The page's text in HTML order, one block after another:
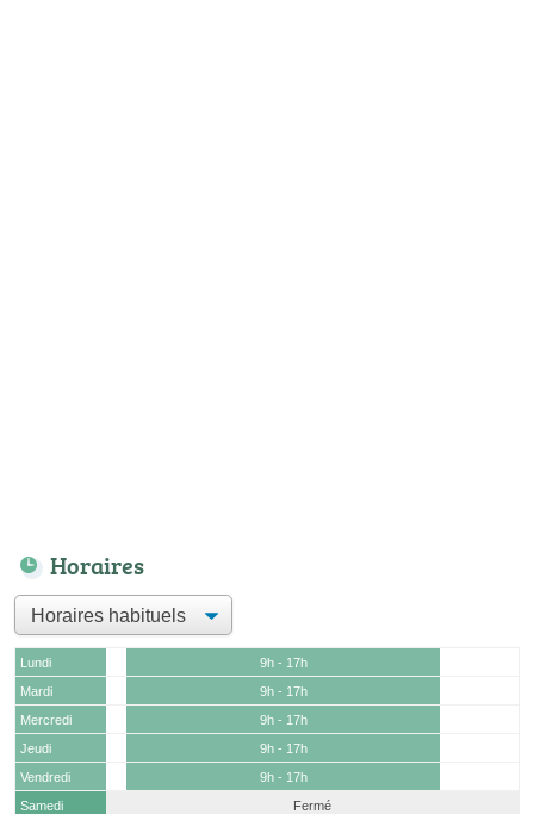
Horaires
Lundi
9h - 17h
Mardi
9h - 17h
Mercredi
9h - 17h
Jeudi
9h - 17h
Vendredi
9h - 17h
Samedi
Fermé